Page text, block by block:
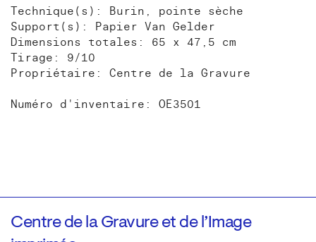
Technique(s): Burin, pointe sèche
Support(s): Papier Van Gelder
Dimensions totales: 65 x 47,5 cm
Tirage: 9/10
Propriétaire: Centre de la Gravure
Numéro d'inventaire: OE3501
Centre de la Gravure et de l’Image